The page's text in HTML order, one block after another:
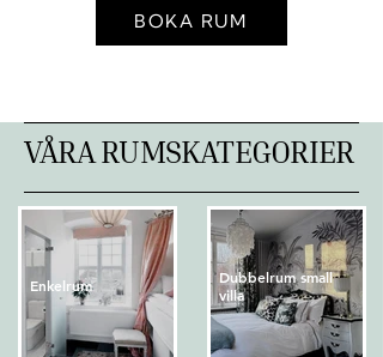
BOKA RUM
VÅRA RUMSKATEGORIER
Enkelrum
Dubbelrum small
villa